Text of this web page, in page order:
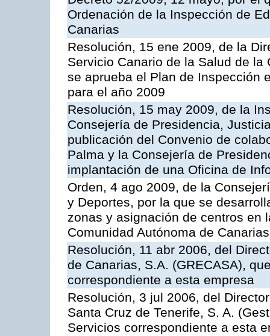
Ordenación de la Inspección de
Canarias
Resolución, 15 ene 2009, de la
Servicio Canario de la Salud de
se aprueba el Plan de Inspección
para el año 2009
Resolución, 15 may 2009, de la
Consejería de Presidencia,
publicación del Convenio de
Palma y la Consejería de
implantación de una Oficina de
Orden, 4 ago 2009, de la
y Deportes, por la que se
zonas y asignación de centros en
Comunidad Autónoma de Canarias
Resolución, 11 abr 2006, del
de Canarias, S.A. (GRECASA),
correspondiente a esta empresa
Resolución, 3 jul 2006, del
Santa Cruz de Tenerife, S. A.
Servicios correspondiente a esta